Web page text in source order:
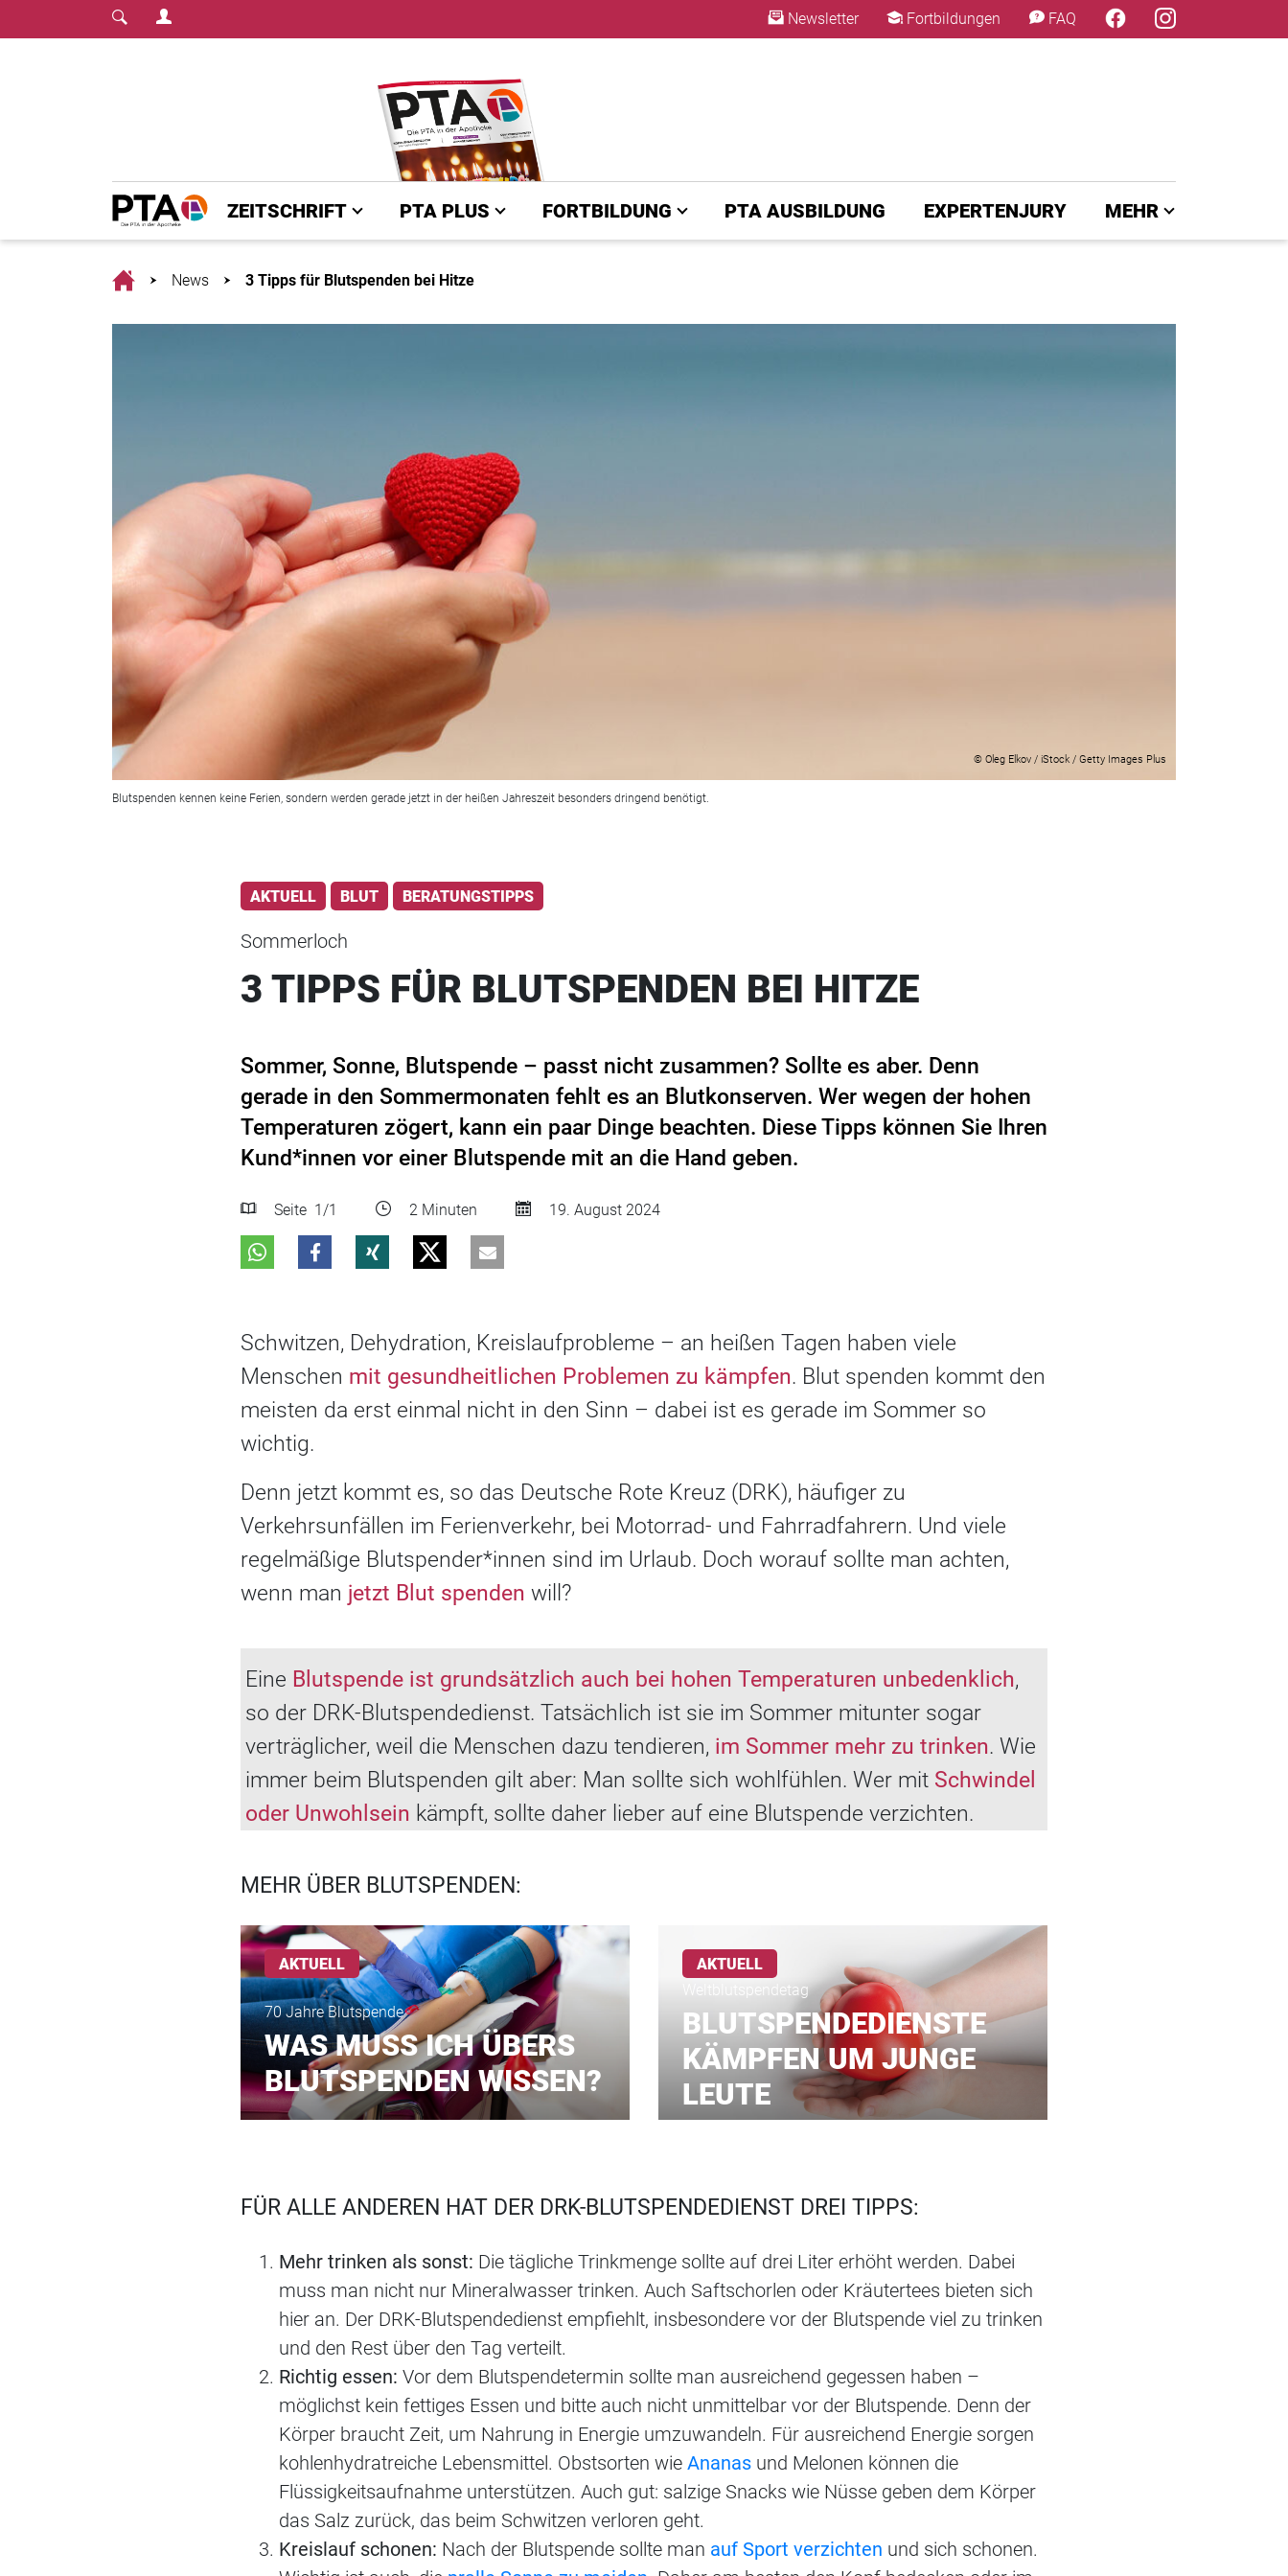
Login Menu Newsletter Fortbildungen FAQ
Home
ZEITSCHRIFT PTA PLUS FORTBILDUNG PTA AUSBILDUNG EXPERTENJURY MEHR
HomeNews 3 Tipps für Blutspenden bei Hitze
© Oleg Elkov / iStock / Getty Images Plus
Blutspenden kennen keine Ferien, sondern werden gerade jetzt in der heißen Jahreszeit besonders dringend benötigt.
AKTUELL BLUT BERATUNGSTIPPS
Sommerloch
3 TIPPS FÜR BLUTSPENDEN BEI HITZE
Sommer, Sonne, Blutspende – passt nicht zusammen? Sollte es aber. Denn
gerade in den Sommermonaten fehlt es an Blutkonserven. Wer wegen der hohen
Temperaturen zögert, kann ein paar Dinge beachten. Diese Tipps können Sie Ihren
Kund*innen vor einer Blutspende mit an die Hand geben.
Seite 1 /1 2 Minuten 19. August 2024
Schwitzen, Dehydration, Kreislaufprobleme – an heißen Tagen haben viele
Menschen mit gesundheitlichen Problemen zu kämpfen. Blut spenden kommt den
meisten da erst einmal nicht in den Sinn – dabei ist es gerade im Sommer so
wichtig.
Denn jetzt kommt es, so das Deutsche Rote Kreuz (DRK), häufiger zu
Verkehrsunfällen im Ferienverkehr, bei Motorrad- und Fahrradfahrern. Und viele
regelmäßige Blutspender*innen sind im Urlaub. Doch worauf sollte man achten,
wenn man jetzt Blut spenden will?
Eine Blutspende ist grundsätzlich auch bei hohen Temperaturen unbedenklich,
so der DRK-Blutspendedienst. Tatsächlich ist sie im Sommer mitunter sogar
verträglicher, weil die Menschen dazu tendieren, im Sommer mehr zu trinken. Wie
immer beim Blutspenden gilt aber: Man sollte sich wohlfühlen. Wer mit Schwindel
oder Unwohlsein kämpft, sollte daher lieber auf eine Blutspende verzichten.
MEHR ÜBER BLUTSPENDEN:
AKTUELL
70 Jahre Blutspende
WAS MUSS ICH ÜBERS
BLUTSPENDEN WISSEN?
AKTUELL
Weltblutspendetag
BLUTSPENDEDIENSTE
KÄMPFEN UM JUNGE
LEUTE
FÜR ALLE ANDEREN HAT DER DRK-BLUTSPENDEDIENST DREI TIPPS:
Mehr trinken als sonst: Die tägliche Trinkmenge sollte auf drei Liter erhöht werden. Dabei
muss man nicht nur Mineralwasser trinken. Auch Saftschorlen oder Kräutertees bieten sich
hier an. Der DRK-Blutspendedienst empfiehlt, insbesondere vor der Blutspende viel zu trinken
und den Rest über den Tag verteilt.
Richtig essen: Vor dem Blutspendetermin sollte man ausreichend gegessen haben –
möglichst kein fettiges Essen und bitte auch nicht unmittelbar vor der Blutspende. Denn der
Körper braucht Zeit, um Nahrung in Energie umzuwandeln. Für ausreichend Energie sorgen
kohlenhydratreiche Lebensmittel. Obstsorten wie Ananas und Melonen können die
Flüssigkeitsaufnahme unterstützen. Auch gut: salzige Snacks wie Nüsse geben dem Körper
das Salz zurück, das beim Schwitzen verloren geht.
Kreislauf schonen: Nach der Blutspende sollte man auf Sport verzichten und sich schonen.
×